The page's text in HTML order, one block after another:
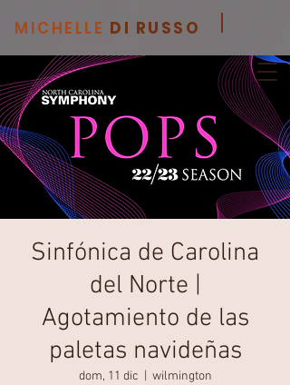
MICHELLE DI RUSSO
Sinfónica de Carolina
del Norte |
Agotamiento de las
paletas navideñas
dom, 11 dic wilmington